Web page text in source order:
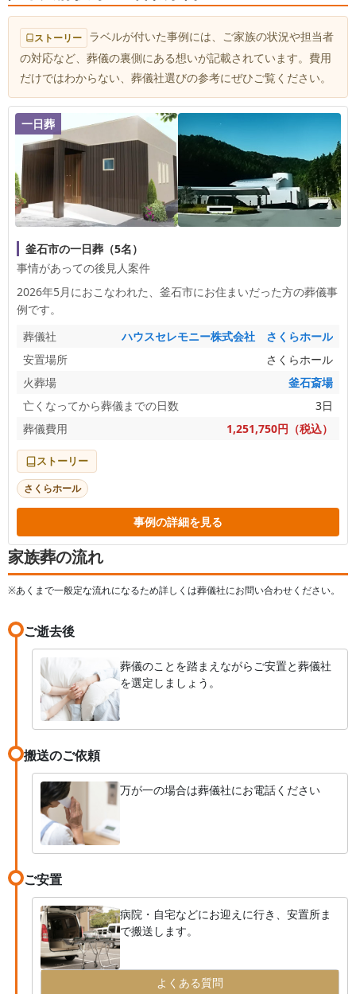
り続けられるよう、これからも一つひとつ改善を重
ねてまいります。どうぞご家族皆様、お身体を大切
になさってください。
たことと思います。 慣れないお手続きやご判断が
続く中で、私どもの対応が少しでも安心につながっ
ていたのであれば幸いです。大切な方をお見送りす
る時間をご家族らしく過ごしていただけることを、
何より大切にしております。 これからも、ご家族
のお気持ちに寄り添いながら、一つひとつ丁寧にお
手伝いしてまいります。どうぞご家族皆様、お身体
を大切になさってください。
ストーリー ラベルが付いた事例には、ご家族の状況や担当者
の対応など、葬儀の裏側にある想いが記載されています。費用
だけではわからない、葬儀社選びの参考にぜひご覧ください。
一日葬
釜石市の一日葬（5名）
事情があっての後見人案件
2026年5月におこなわれた、 釜石市にお住まいだった方の葬儀事
例です。
葬儀社
ハウスセレモニー株式会社 さくらホール
安置場所
さくらホール
火葬場
釜石斎場
亡くなってから葬儀までの日数
3日
葬儀費用
1,251,750円（税込）
ストーリー
さくらホール
事例の詳細を見る
家族葬の流れ
※あくまで一般定な流れになるため詳しくは葬儀社にお問い合わせください。
ご逝去後
葬儀のことを踏まえながらご安置と葬儀社
を選定しましょう。
搬送のご依頼
万が一の場合は葬儀社にお電話ください
ご安置
病院・自宅などにお迎えに行き、安置所ま
で搬送します。
よくある質問